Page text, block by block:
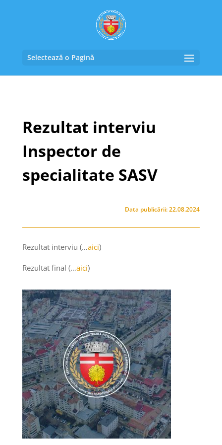
Selectează o Pagină
Rezultat interviu
Inspector de
specialitate SASV
Data publicării: 22.08.2024
Rezultat interviu (…aici)
Rezultat final (…aici)